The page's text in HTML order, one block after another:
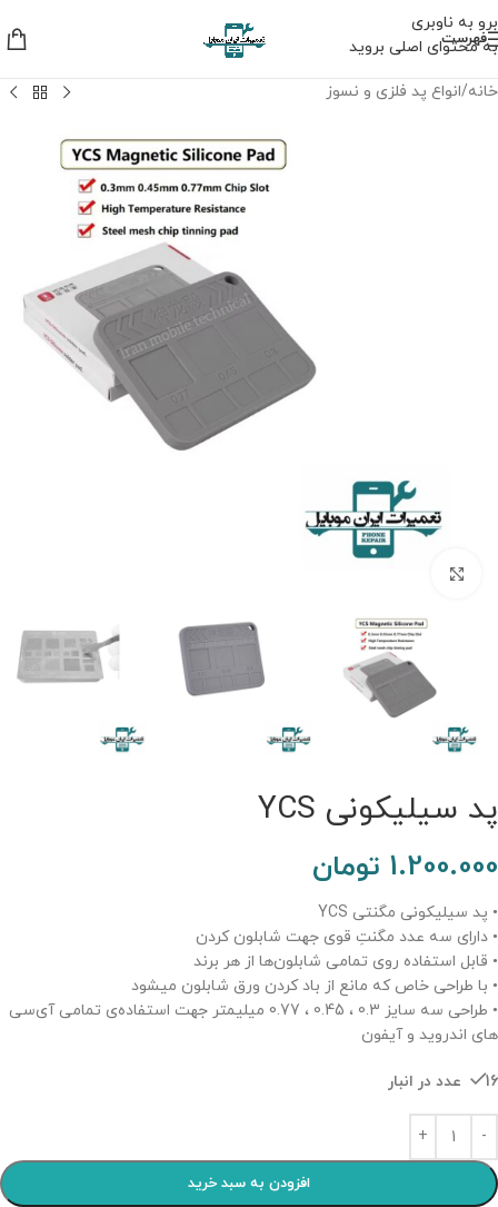
برو به ناوبری
به محتوای اصلی بروید
فهرست
خانه/انواع پد فلزی و نسوز
پد سیلیکونی YCS
1.200.000 تومان
• پد سیلیکونی مگنتی YCS
• دارای سه عدد مگنتِ قوی جهت شابلون کردن
• قابل استفاده روی تمامی شابلون‌ها از هر برند
• با طراحی خاص که مانع از باد کردن ورق شابلون میشود
• طراحی سه سایز 0.3 ، 0.45 ، 0.77 میلیمتر جهت استفاده‌ی تمامی آی‌سی
های اندروید و آیفون
16 عدد در انبار
افزودن به سبد خرید